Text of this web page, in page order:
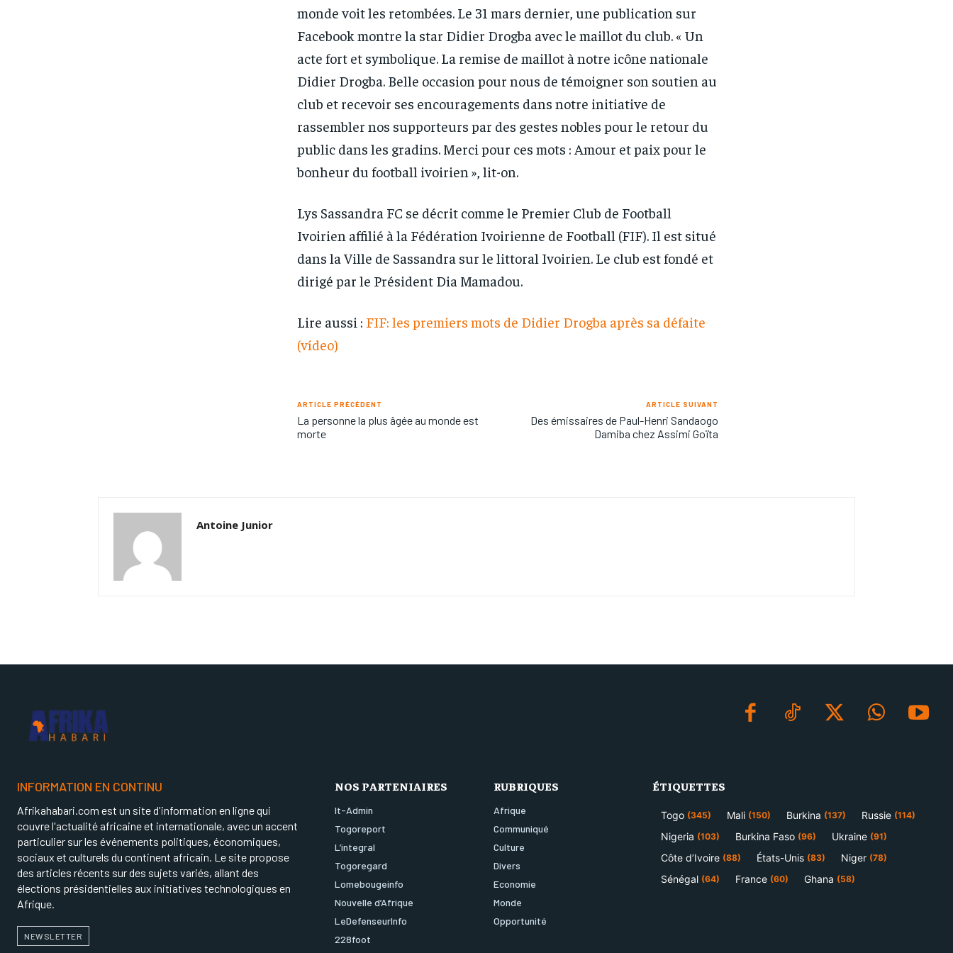
monde voit les retombées. Le 31 mars dernier, une publication sur
Facebook montre la star Didier Drogba avec le maillot du club. « Un
acte fort et symbolique. La remise de maillot à notre icône nationale
Didier Drogba. Belle occasion pour nous de témoigner son soutien au
club et recevoir ses encouragements dans notre initiative de
rassembler nos supporteurs par des gestes nobles pour le retour du
public dans les gradins. Merci pour ces mots : Amour et paix pour le
bonheur du football ivoirien », lit-on.
Lys Sassandra FC se décrit comme le Premier Club de Football
Ivoirien affilié à la Fédération Ivoirienne de Football (FIF). Il est situé
dans la Ville de Sassandra sur le littoral Ivoirien. Le club est fondé et
dirigé par le Président Dia Mamadou.
Lire aussi : FIF: les premiers mots de Didier Drogba après sa défaite
(vídeo)
ARTICLE PRÉCÉDENT
La personne la plus âgée au monde est
morte
ARTICLE SUIVANT
Des émissaires de Paul-Henri Sandaogo
Damiba chez Assimi Goïta
Antoine Junior
INFORMATION EN CONTINU
Afrikahabari.com est un site d'information en ligne qui
couvre l'actualité africaine et internationale, avec un accent
particulier sur les événements politiques, économiques,
sociaux et culturels du continent africain. Le site propose
des articles récents sur des sujets variés, allant des
élections présidentielles aux initiatives technologiques en
Afrique.
NEWSLETTER
NOS PARTENIAIRES
It-Admin
Togoreport
L’integral
Togoregard
Lomebougeinfo
Nouvelle d’Afrique
LeDefenseurInfo
228foot
RUBRIQUES
Afrique
Communiqué
Culture
Divers
Economie
Monde
Opportunité
ÉTIQUETTES
Togo (345) Mali (150) Burkina (137) Russie (114)
Nigeria (103) Burkina Faso (96) Ukraine (91)
Côte d’Ivoire (88) États-Unis (83) Niger (78)
Sénégal (64) France (60) Ghana (58)